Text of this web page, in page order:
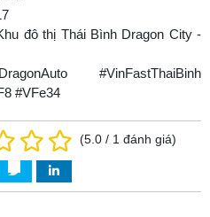
đô thị Thái Bình Dragon City -
#VinFastThaiBinh
#VFe34
(5.0 / 1 đánh giá)